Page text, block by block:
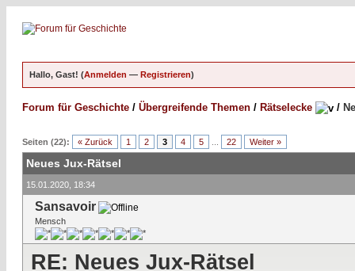
Hallo, Gast! (Anmelden — Registrieren)
Forum für Geschichte / Übergreifende Themen / Rätselecke /
Seiten (22): « Zurück 1 2 3 4 5 22 Weiter »
Neues Jux-Rätsel
15.01.2020, 18:34
Sansavoir
Mensch
RE: Neues Jux-Rätsel